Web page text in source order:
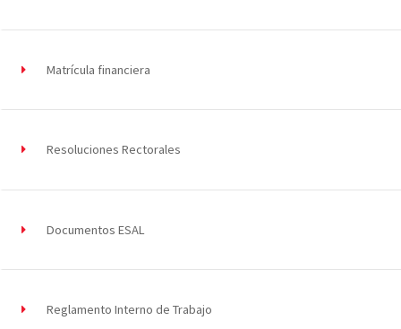
Matrícula financiera
Resoluciones Rectorales
Documentos ESAL
Reglamento Interno de Trabajo